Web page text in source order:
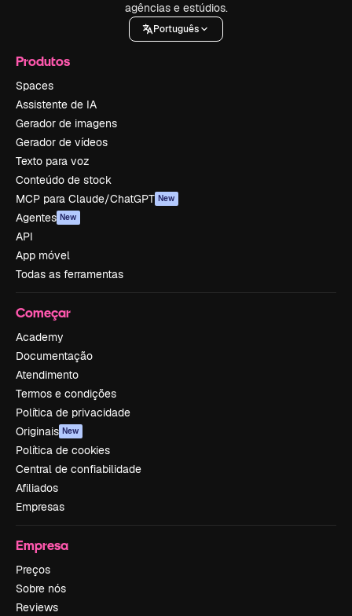
agências e estúdios.
Português
Produtos
Spaces
Assistente de IA
Gerador de imagens
Gerador de vídeos
Texto para voz
Conteúdo de stock
MCP para Claude/ChatGPT New
Agentes New
API
App móvel
Todas as ferramentas
Começar
Academy
Documentação
Atendimento
Termos e condições
Política de privacidade
Originais New
Política de cookies
Central de confiabilidade
Afiliados
Empresas
Empresa
Preços
Sobre nós
Reviews